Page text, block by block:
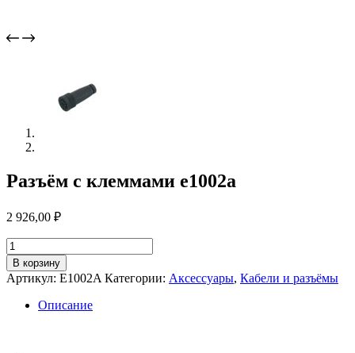
Разъём с клеммами e1002a
2 926,00 ₽
Количество
товара
Разъём
с
клеммами
e1002a
В корзину
Артикул: E1002A Категории: Аксессуары, Кабели и разъёмы
Описание